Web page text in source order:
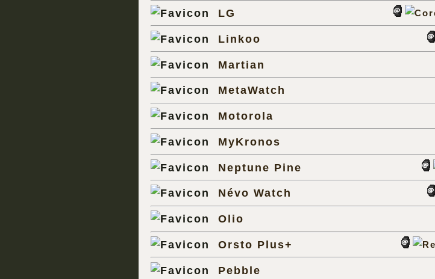
LG
Linkoo
Martian
MetaWatch
Motorola
MyKronos
Neptune Pine
Névo Watch
Olio
Orsto Plus+
Pebble